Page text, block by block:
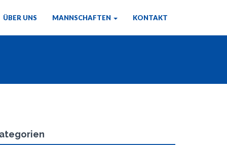
ÜBER UNS MANNSCHAFTEN KONTAKT